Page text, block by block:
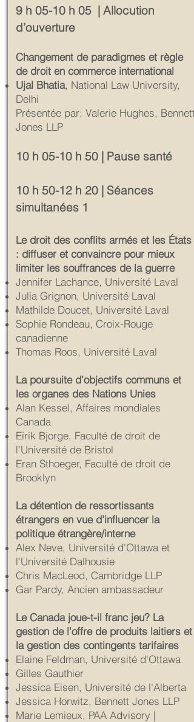
9 h 05-10 h 05 | Allocution
d’ouverture
Changement de paradigmes et règle
de droit en commerce international
Ujal Bhatia, National Law University,
Delhi
Présentée par: Valerie Hughes, Bennett
Jones LLP
10 h 05-10 h 50 | Pause santé
10 h 50-12 h 20 | Séances
simultanées 1
Le droit des conflits armés et les États
: diffuser et convaincre pour mieux
limiter les souffrances de la guerre
Jennifer Lachance, Université Laval
Julia Grignon, Université Laval
Mathilde Doucet, Université Laval
Sophie Rondeau, Croix-Rouge
canadienne
Thomas Roos, Université Laval
La poursuite d’objectifs communs et
les organes des Nations Unies
Alan Kessel, Affaires mondiales
Canada
Eirik Bjorge, Faculté de droit de
l’Université de Bristol
Eran Sthoeger, Faculté de droit de
Brooklyn
La détention de ressortissants
étrangers en vue d’influencer la
politique étrangère/interne
Alex Neve, Université d'Ottawa et
l'Université Dalhousie
Chris MacLeod, Cambridge LLP
Gar Pardy, Ancien ambassadeur
Le Canada joue-t-il franc jeu? La
gestion de l'offre de produits laitiers et
la gestion des contingents tarifaires
Elaine Feldman, Université d'Ottawa
Gilles Gauthier
Jessica Eisen, Université de l'Alberta
Jessica Horwitz, Bennett Jones LLP
Marie Lemieux, PAA Advisory |